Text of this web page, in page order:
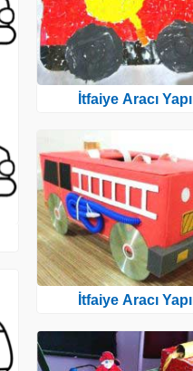
İtfaiye Aracı
İtfaiye Aracı